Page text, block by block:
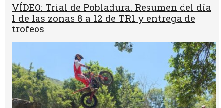
VÍDEO: Trial de Pobladura. Resumen del día
1 de las zonas 8 a 12 de TR1 y entrega de
trofeos